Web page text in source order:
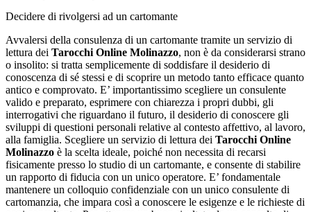
Decidere di rivolgersi ad un cartomante
Avvalersi della consulenza di un cartomante tramite un servizio di
lettura dei Tarocchi Online Molinazzo, non è da considerarsi strano
o insolito: si tratta semplicemente di soddisfare il desiderio di
conoscenza di sé stessi e di scoprire un metodo tanto efficace quanto
antico e comprovato. E’ importantissimo scegliere un consulente
valido e preparato, esprimere con chiarezza i propri dubbi, gli
interrogativi che riguardano il futuro, il desiderio di conoscere gli
sviluppi di questioni personali relative al contesto affettivo, al lavoro,
alla famiglia. Scegliere un servizio di lettura dei Tarocchi Online
Molinazzo è la scelta ideale, poiché non necessita di recarsi
fisicamente presso lo studio di un cartomante, e consente di stabilire
un rapporto di fiducia con un unico operatore. E’ fondamentale
mantenere un colloquio confidenziale con un unico consulente di
cartomanzia, che impara così a conoscere le esigenze e le richieste di